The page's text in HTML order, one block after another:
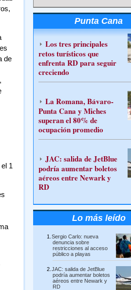
de
1
Punta Cana
Los tres principales
retos turísticos que
enfrenta RD para seguir
creciendo
La Romana, Bávaro-
Punta Cana y Miches
superan el 80% de
ocupación promedio
JAC: salida de JetBlue
podría aumentar boletos
aéreos entre Newark y
RD
Lo más leído
Sergio Carlo: nueva
denuncia sobre
restricciones al acceso
público a playas
JAC: salida de JetBlue
podría aumentar boletos
aéreos entre Newark y
RD